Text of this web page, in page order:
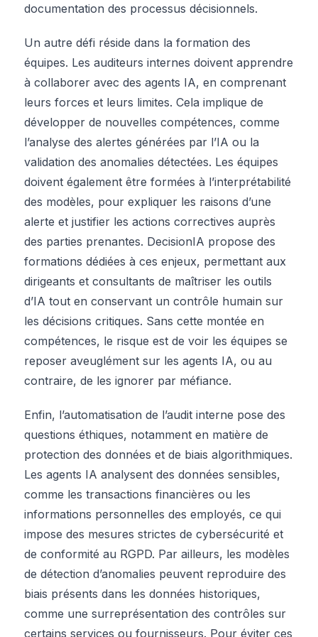
documentation des processus décisionnels.
Un autre défi réside dans la formation des
équipes. Les auditeurs internes doivent apprendre
à collaborer avec des agents IA, en comprenant
leurs forces et leurs limites. Cela implique de
développer de nouvelles compétences, comme
l’analyse des alertes générées par l’IA ou la
validation des anomalies détectées. Les équipes
doivent également être formées à l’interprétabilité
des modèles, pour expliquer les raisons d’une
alerte et justifier les actions correctives auprès
des parties prenantes. DecisionIA propose des
formations dédiées à ces enjeux, permettant aux
dirigeants et consultants de maîtriser les outils
d’IA tout en conservant un contrôle humain sur
les décisions critiques. Sans cette montée en
compétences, le risque est de voir les équipes se
reposer aveuglément sur les agents IA, ou au
contraire, de les ignorer par méfiance.
Enfin, l’automatisation de l’audit interne pose des
questions éthiques, notamment en matière de
protection des données et de biais algorithmiques.
Les agents IA analysent des données sensibles,
comme les transactions financières ou les
informations personnelles des employés, ce qui
impose des mesures strictes de cybersécurité et
de conformité au RGPD. Par ailleurs, les modèles
de détection d’anomalies peuvent reproduire des
biais présents dans les données historiques,
comme une surreprésentation des contrôles sur
certains services ou fournisseurs. Pour éviter ces